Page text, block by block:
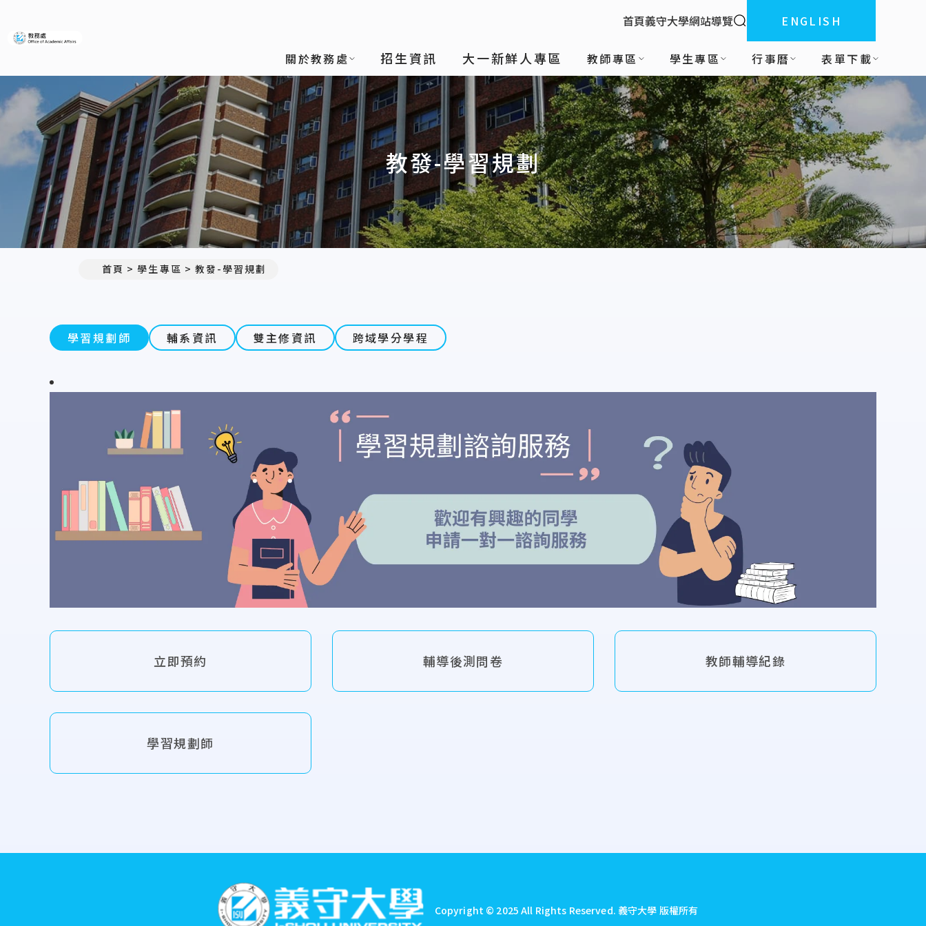
:::
首頁義守大學網站導覽 全站搜索ENGLISH
關於教務處 招生資訊 大一新鮮人專區 教師專區 學生專區 行事曆 表單下載
教發-學習規劃
首頁 學生專區 教發-學習規劃
學習規劃師 輔系資訊 雙主修資訊 跨域學分學程
立即預約 輔導後測問卷 教師輔導紀錄
學習規劃師
Copyright © 2025 All Rights Reserved. 義守大學 版權所有